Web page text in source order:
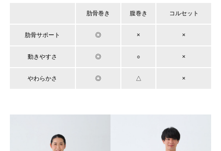
肋骨巻き 腹巻き コルセット
肋骨サポート ◎ × ×
動きやすさ ◎ ○ ×
やわらかさ ◎ △ ×